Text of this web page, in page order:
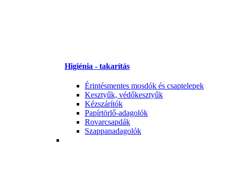
Higiénia - takarítás
Érintésmentes mosdók és csaptelepek
Kesztyűk, védőkesztyűk
Kézszárítók
Papírtörlő-adagolók
Rovarcsapdák
Szappanadagolók